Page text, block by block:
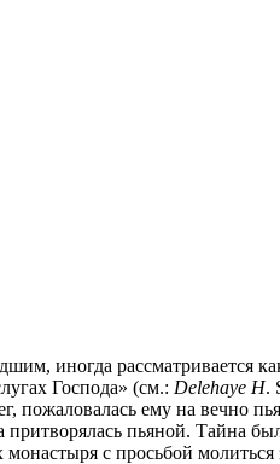
иногда рассматривается
Господа» (см.: Delehaye H.
пожаловалась ему на вечно
пьяной. Тайна
с просьбой молиться